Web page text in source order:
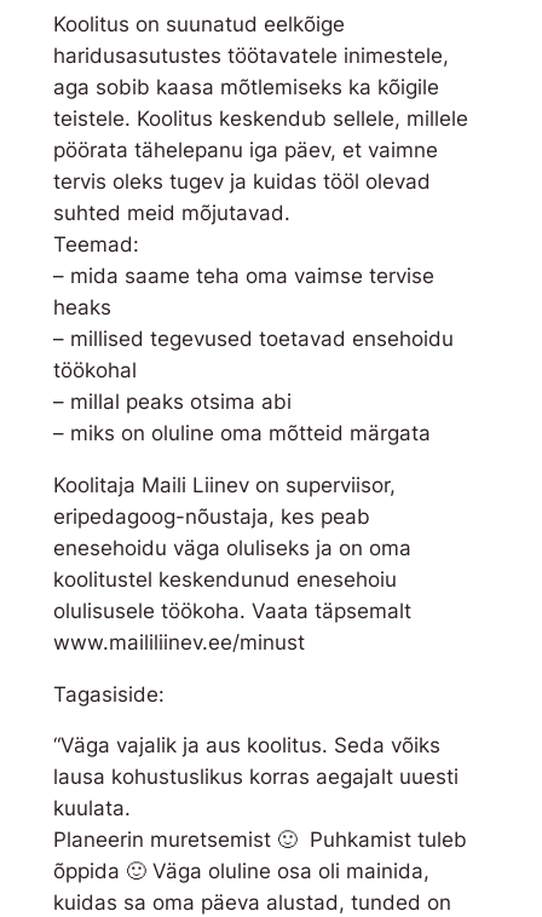
e
r
v
i
s
j
a
e
e
e
d
t
ö
ö
k
o
a
l
k
o
g
u
s
Koolitus on suunatud eelkõige
haridusasutustes töötavatele inimestele,
aga sobib kaasa mõtlemiseks ka kõigile
teistele. Koolitus keskendub sellele, millele
pöörata tähelepanu iga päev, et vaimne
tervis oleks tugev ja kuidas tööl olevad
suhted meid mõjutavad.
Teemad:
– mida saame teha oma vaimse tervise
heaks
– millised tegevused toetavad ensehoidu
töökohal
– millal peaks otsima abi
– miks on oluline oma mõtteid märgata
Koolitaja Maili Liinev on superviisor,
eripedagoog-nõustaja, kes peab
enesehoidu väga oluliseks ja on oma
koolitustel keskendunud enesehoiu
olulisusele töökoha. Vaata täpsemalt
www.maililiinev.ee/minust
Tagasiside:
“Väga vajalik ja aus koolitus. Seda võiks
lausa kohustuslikus korras aegajalt uuesti
kuulata.
Planeerin muretsemist 🙂 Puhkamist tuleb
õppida 🙂 Väga oluline osa oli mainida,
kuidas sa oma päeva alustad, tunded on